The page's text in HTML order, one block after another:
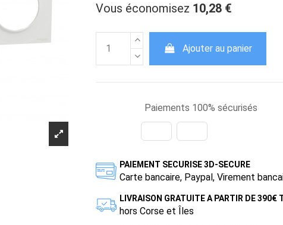
Vous économisez 10,28 €
Ajouter au panier
Paiements 100% sécurisés
PAIEMENT SECURISE 3D-SECURE
Carte bancaire, Paypal, Virement
LIVRAISON GRATUITE A PARTIR DE 390€
hors Corse et Îles